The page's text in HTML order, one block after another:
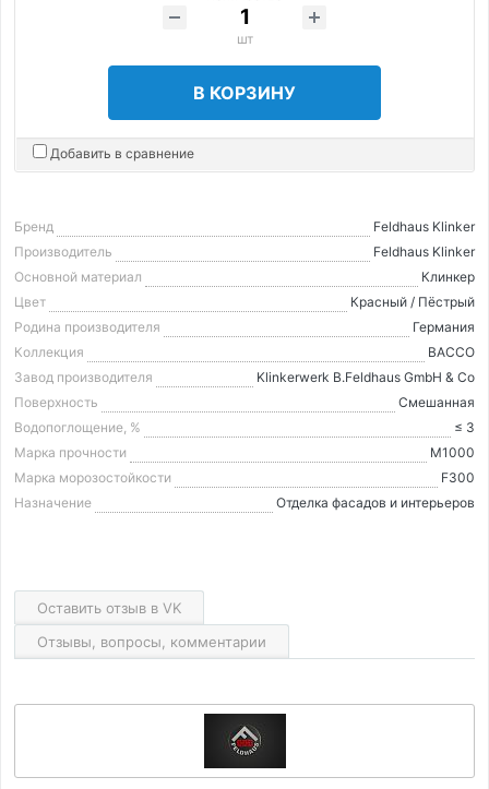
шт
В КОРЗИНУ
Добавить в сравнение
Бренд
Feldhaus Klinker
Производитель
Feldhaus Klinker
Основной материал
Клинкер
Цвет
Красный / Пёстрый
Родина производителя
Германия
Коллекция
BACCO
Завод производителя
Klinkerwerk B.Feldhaus GmbH & Co
Поверхность
Смешанная
Водопоглощение, %
≤ 3
Марка прочности
М1000
Марка морозостойкости
F300
Назначение
Отделка фасадов и интерьеров
Оставить отзыв в VK
Отзывы, вопросы, комментарии